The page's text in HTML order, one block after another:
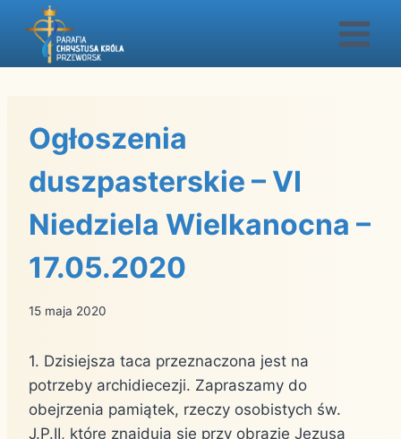
Przejdź
Ogłoszenia
duszpasterskie – VI
Niedziela Wielkanocna –
17.05.2020
15 maja 2020
1. Dzisiejsza taca przeznaczona jest na
potrzeby archidiecezji. Zapraszamy do
obejrzenia pamiątek, rzeczy osobistych św.
J.P.II, które znajdują się przy obrazie Jezusa